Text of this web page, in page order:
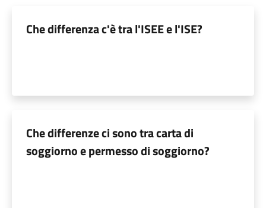
Che differenza c'è tra l'ISEE e l'ISE?
Che differenze ci sono tra carta di
soggiorno e permesso di soggiorno?